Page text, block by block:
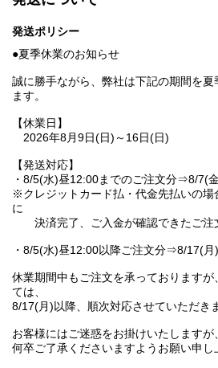
発送ポリシー
●夏季休業のお知らせ
誠に勝手ながら、弊社は下記の期間を夏
ます。
【休業日】
2026年8月9日(日)～16日(日)
【発送対応】
・8/5(水)昼12:00までのご注文分⇒8/7(
※クレジットカード払・代金先払いの
に
決済完了、ご入金が確認できたご注
・8/5(水)昼12:00以降ご注文分⇒8/17(月
休業期間中もご注文を承っておりますが
ては、
8/17(月)以降、順次対応させていただき
お客様にはご迷惑をお掛けいたしますが、
何卒ご了承くださいますようお願い申し